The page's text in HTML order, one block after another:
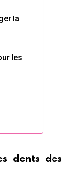
la
les
dents des